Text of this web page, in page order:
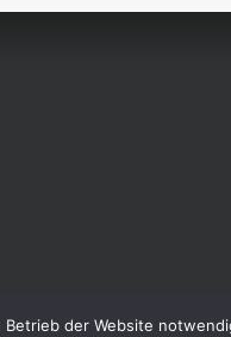
der Website